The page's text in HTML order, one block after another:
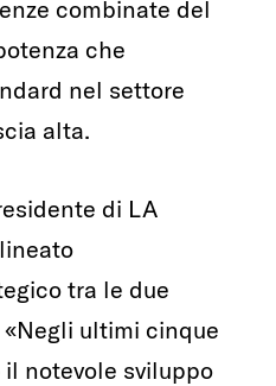
combinate del
che
nel settore
alta.
di LA
tra le due
ultimi cinque
notevole sviluppo